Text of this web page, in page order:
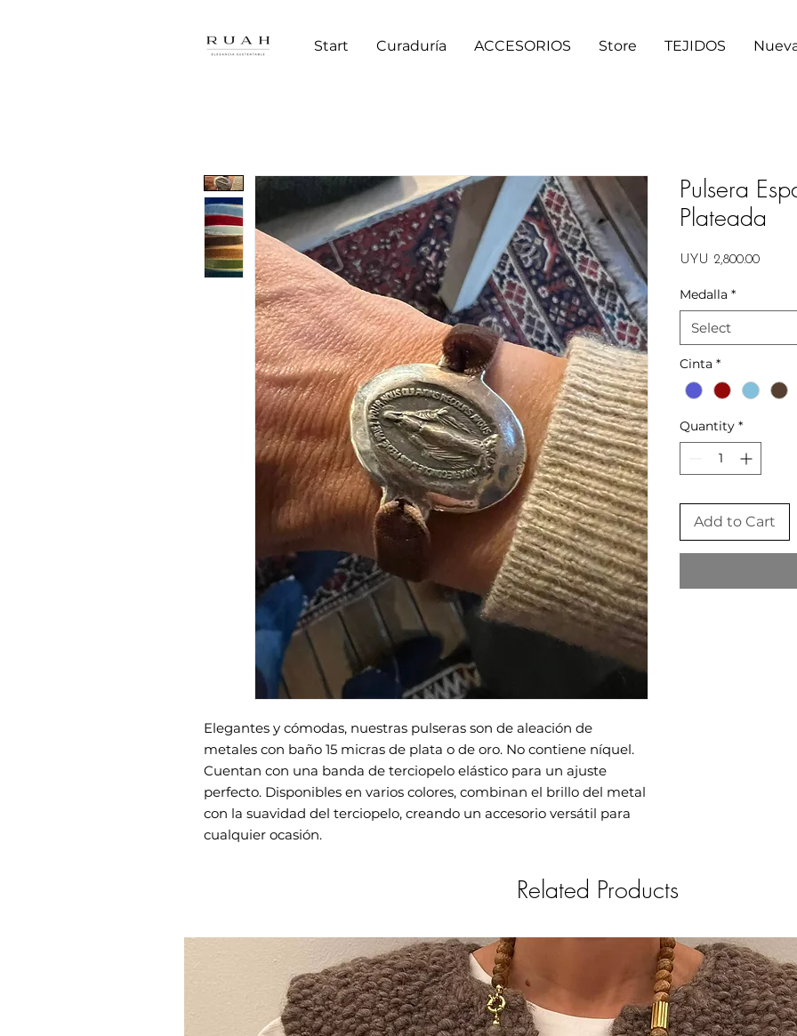
Start Curaduría ACCESORIOS Store TEJIDOS
Elegantes y cómodas, nuestras pulseras son de aleación de
metales con baño 15 micras de plata o de oro. No contiene níquel.
Cuentan con una banda de terciopelo elástico para un ajuste
perfecto. Disponibles en varios colores, combinan el brillo del metal
con la suavidad del terciopelo, creando un accesorio versátil para
cualquier ocasión.
Pulsera
Plateada
UYU 2,800.00Price
Medalla *
Select
Cinta *
Quantity *
Add to Cart
Related Products